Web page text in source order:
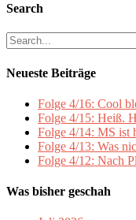
Search
Search
for:
Neueste Beiträge
Folge 4/16: Cool
Folge 4/15: Heiß.
Folge 4/14: MS ist
Folge 4/13: Was
Folge 4/12: Nach
Was bisher geschah